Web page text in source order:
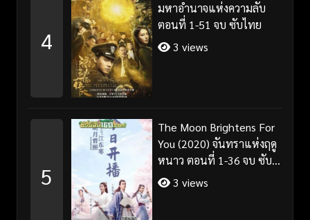
4
มหาอำนาจแห่งความลับ
ตอนที่ 1-51 จบ ซับไทย
3 views
5
The Moon Brightens For
You (2020) จันทราแห่งฤดู
หนาว ตอนที่ 1-36 จบ ซับ
ไทย3 views